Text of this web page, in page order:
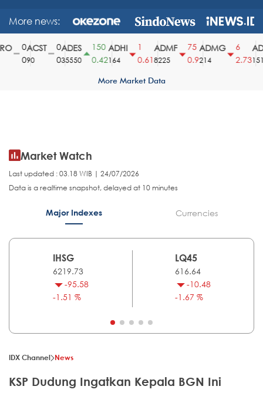
More news:
ACST
90
ADES
35550
150
0.42
ADHI
164
0.61
ADMF
8225
75
0.9
ADMG
214
2.731510
More Market Data
Market Watch
Last updated : 03.18 WIB | 24/07/2026
Data is a realtime snapshot, delayed at 10 minutes
Major Indexes Currencies
IHSG
6219.73
-95.58
-1.51 %
LQ45
616.64
-10.48
-1.67 %
IDX Channel News
KSP Dudung Ingatkan Kepala BGN Ini